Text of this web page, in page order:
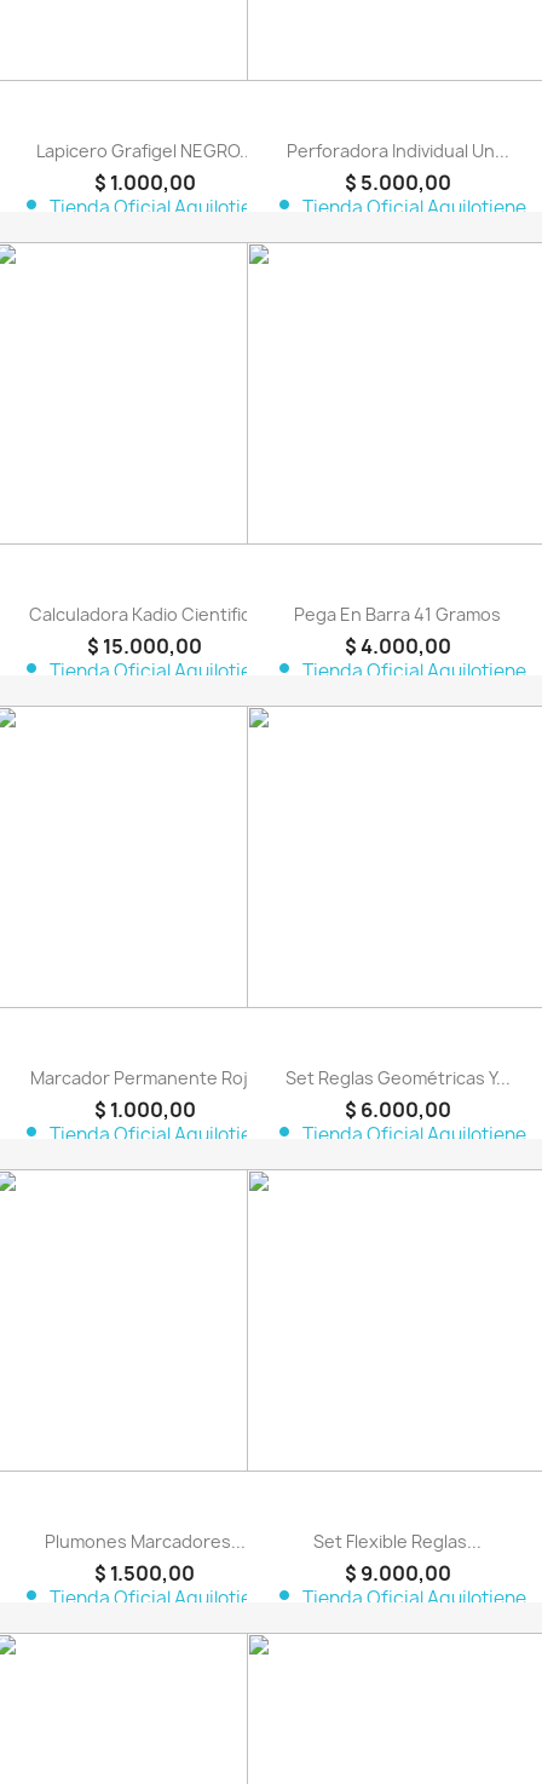
Lapicero Grafigel NEGRO...
$ 1.000,00
person Tienda Oficial Aquilotiene
Perforadora Individual Un...
$ 5.000,00
person Tienda Oficial Aquilotiene
Calculadora Kadio Cientifica
$ 15.000,00
person Tienda Oficial Aquilotiene
Pega En Barra 41 Gramos
$ 4.000,00
person Tienda Oficial Aquilotiene
Marcador Permanente Rojo
$ 1.000,00
person Tienda Oficial Aquilotiene
Set Reglas Geométricas Y...
$ 6.000,00
person Tienda Oficial Aquilotiene
Plumones Marcadores...
$ 1.500,00
person Tienda Oficial Aquilotiene
Set Flexible Reglas...
$ 9.000,00
person Tienda Oficial Aquilotiene